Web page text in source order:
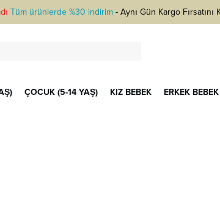
Tüm ürünlerde %30 indirim- Aynı Gün Kargo Fırsatını
ÇOCUK (5-14 YAŞ) KIZ BEBEK ERKEK BEBEK